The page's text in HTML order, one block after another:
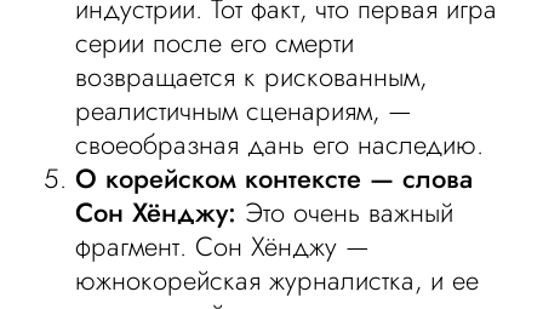
индустрии. Тот факт, что первая игра
серии после его смерти
возвращается к рискованным,
реалистичным сценариям, —
своеобразная дань его наследию.
О корейском контексте — слова
Сон Хёнджу: Это очень важный
фрагмент. Сон Хёнджу —
южнокорейская журналистка, и ее